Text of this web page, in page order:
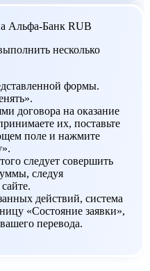
Альфа-Банк RUB
несколько
формы.
договора на оказание
их, поставьте
поле и нажмите
следует совершить
следуя
действий, система
«Состояние заявки»,
перевода.